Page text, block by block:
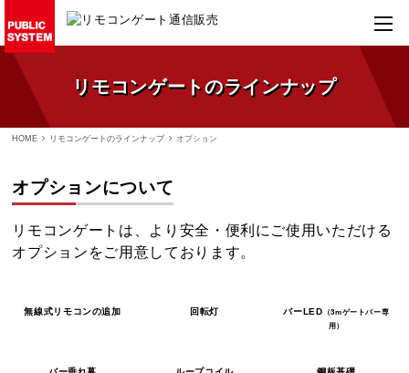
リモコンゲートのラインナップ
HOME リモコンゲートのラインナップ オプション
オプションについて
リモコンゲートは、より安全・便利にご使用いただける
オプションをご用意しております。
無線式リモコンの追加 回転灯 バーLED （3mゲートバー専
用）